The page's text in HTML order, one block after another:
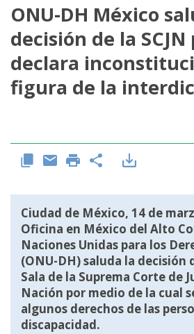
La ONU-DH en México
Vacantes ONU-DH México
ONU-DH en el tiempo
ONU-DH México
decisión de la
declara
figura de la
Ciudad de México, 14 de
Oficina en México del Alto
Naciones Unidas para los
(ONU-DH) saluda la decisión
Sala de la Suprema Corte de
Nación por medio de la cual
algunos derechos de las
discapacidad.